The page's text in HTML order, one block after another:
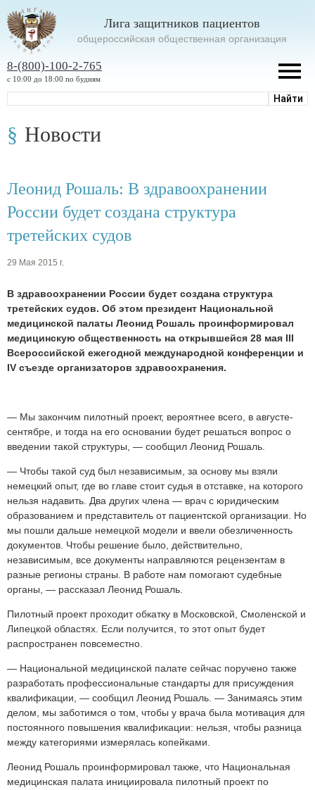
Лига защитников пациентов
oбщероссийская общественная организация
8-(800)-100-2-765
с 10:00 до 18:00 по будням
Новости
Леонид Рошаль: В здравоохранении
России будет создана структура
третейских судов
29 Мая 2015 г.
В здравоохранении России будет создана структура
третейских судов. Об этом президент Национальной
медицинской палаты Леонид Рошаль проинформировал
медицинскую общественность на открывшейся 28 мая III
Всероссийской ежегодной международной конференции и
IV съезде организаторов здравоохранения.
— Мы закончим пилотный проект, вероятнее всего, в августе-
сентябре, и тогда на его основании будет решаться вопрос о
введении такой структуры, — сообщил Леонид Рошаль.
— Чтобы такой суд был независимым, за основу мы взяли
немецкий опыт, где во главе стоит судья в отставке, на которого
нельзя надавить. Два других члена — врач с юридическим
образованием и представитель от пациентской организации. Но
мы пошли дальше немецкой модели и ввели обезличенность
документов. Чтобы решение было, действительно,
независимым, все документы направляются рецензентам в
разные регионы страны. В работе нам помогают судебные
органы, — рассказал Леонид Рошаль.
Пилотный проект проходит обкатку в Московской, Смоленской и
Липецкой областях
с
Medvestnik.ru
. Если получится, то этот опыт будет
распространен повсеместно.
— Национальной медицинской палате сейчас поручено также
разработать профессиональные стандарты для присуждения
квалификации, — сообщил Леонид Рошаль. — Занимаясь этим
делом, мы заботимся о том, чтобы у врача была мотивация для
постоянного повышения квалификации: нельзя, чтобы разница
между категориями измерялась копейками.
Леонид Рошаль проинформировал также, что Национальная
медицинская палата инициировала пилотный проект по